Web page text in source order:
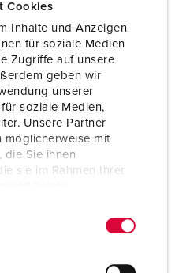
Cookies
Inhalte und Anzeigen
für soziale Medien
Zugriffe auf unsere
geben wir
unserer
soziale Medien,
Unsere Partner
möglicherweise mit
die Sie ihnen
sie im Rahmen Ihrer
V
Hz
terminals
heat resistant contact carrier